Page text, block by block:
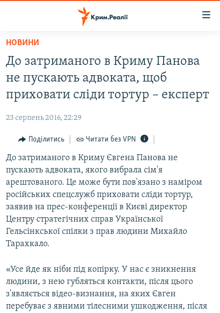
Перейти
основного
матеріалу
Перейти
до
основної
навігації
Перейти
пошуку
ВОДА.КРИМ
ВІДЕО ТА ФОТО
БЛОГИ
ПОГЛЯД
ІНТЕРВ'Ю
ВСЕ ЗА ДЕНЬ
СПЕЦПРОЕКТИ
ДЕПОРТАЦІЯ
ВІДЕОУРОКИ «ELIFBE»
СВІДЧЕННЯ ОКУПАЦІЇ
УКРАЇНСЬКА ПРОБЛЕМА КРИМУ
ІНФОГРАФІКА
ЯК ОБІЙТИ БЛОКУВАННЯ
ДОЛУЧАЙСЯ!
НОВИНИ
До затриманого в Криму Панова
не пускають адвоката, щоб
приховати сліди тортур – експерт
23 серпень 2016, 22:29
Поділитись Читати без VPN
До затриманого в Криму Євгена Панова не
пускають адвоката, якого вибрала сім'я
арештованого. Це може бути пов'язано з наміром
російських спецслужб приховати сліди тортур,
заявив на прес-конференції в Києві директор
Центру стратегічних справ Української
Гельсінкської спілки з прав людини Михайло
Тарахкало.
«Усе йде як ніби під копірку. У нас є зникнення
людини, з нею губляться контакти, після цього
з'являється відео-визнання, на яких Євген
перебуває з явними тілесними ушкодження, після